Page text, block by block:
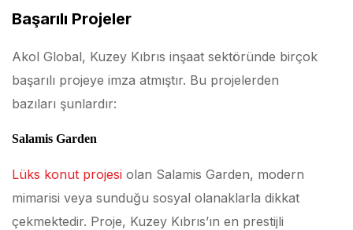
Başarılı Projeler
Akol Global, Kuzey Kıbrıs inşaat sektöründe birçok
başarılı projeye imza atmıştır. Bu projelerden
bazıları şunlardır:
Salamis Garden
Lüks konut projesi olan Salamis Garden, modern
mimarisi veya sunduğu sosyal olanaklarla dikkat
çekmektedir. Proje, Kuzey Kıbrıs’ın en prestijli